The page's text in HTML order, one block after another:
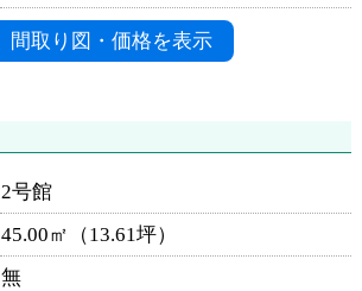
間取り図・価格を表示
2号館
45.00㎡（13.61坪）
無